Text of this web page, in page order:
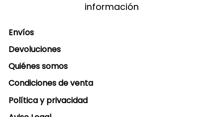
información
Envíos
Devoluciones
Quiénes somos
Condiciones de venta
Política y privacidad